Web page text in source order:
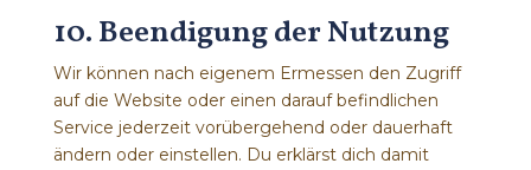
10. Beendigung der Nutzung
Wir können nach eigenem Ermessen den Zugriff
auf die Website oder einen darauf befindlichen
Service jederzeit vorübergehend oder dauerhaft
ändern oder einstellen. Du erklärst dich damit